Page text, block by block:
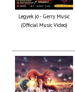
Legyek jó - Gerry Music
(Official Music Video)